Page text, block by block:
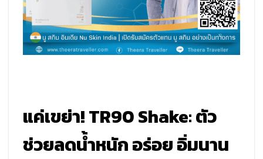
แค่เขย่า! TR90 Shake: ตัว
ช่วยลดน้ำหนัก อร่อย อิ่มนาน